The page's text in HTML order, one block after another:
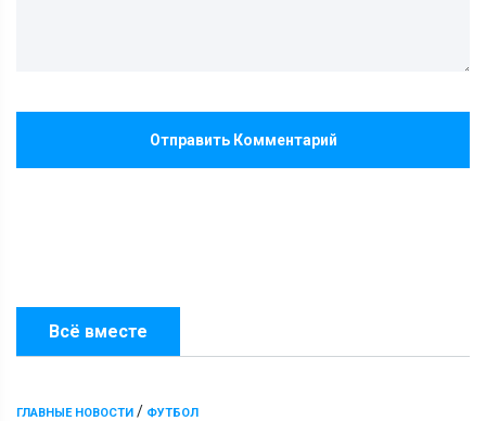
Всё вместе
ГЛАВНЫЕ НОВОСТИ / ФУТБОЛ
Отправить Комментарий